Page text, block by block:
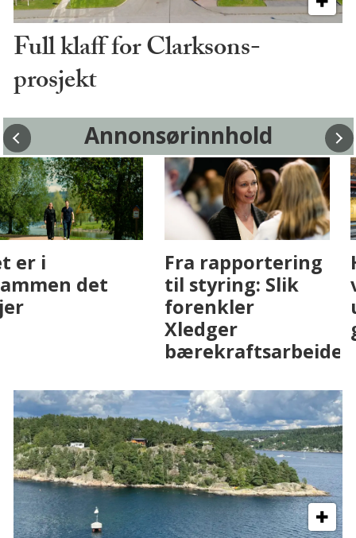
Full klaff for Clarksons-
prosjekt
Annonsørinnhold
Fenistra endrer
eiendomsbransjen
med AI. Slik ser vi
Det er i
Drammen det
skjer